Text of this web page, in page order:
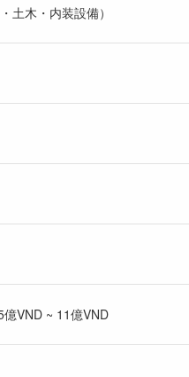
土木・内装設備）
VND ~ 11億VND